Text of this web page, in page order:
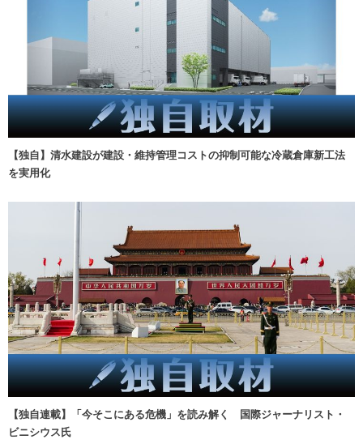
【独自】清水建設が建設・維持管理コストの抑制可能な冷蔵倉庫新工法
を実用化
【独自連載】「今そこにある危機」を読み解く 国際ジャーナリスト・
ビニシウス氏